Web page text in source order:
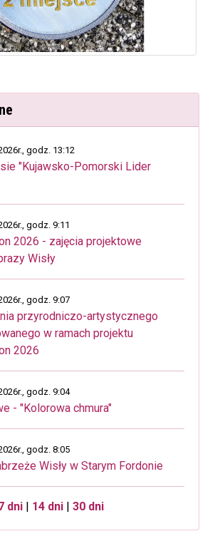
godz. 13:12
"Kujawsko-Pomorski Lider
godz. 9:11
2026 - zajęcia projektowe
Wisły
godz. 9:07
przyrodniczo-artystycznego
w ramach projektu
2026
godz. 9:04
- "Kolorowa chmura"
godz. 8:05
Wisły w Starym Fordonie
dni| 14 dni| 30 dni